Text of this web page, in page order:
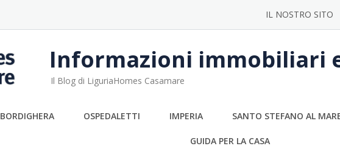
IL NOSTRO SITO
Informazioni immobiliari
Il Blog di LiguriaHomes Casamare
BORDIGHERA OSPEDALETTI IMPERIA SANTO STEFANO AL
GUIDA PER LA CASA